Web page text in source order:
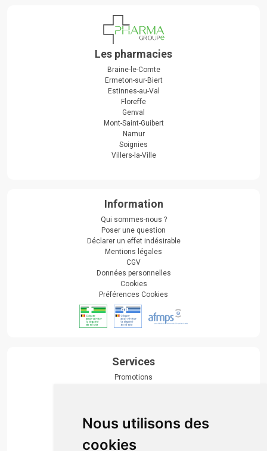
Nous utilisons des
cookies
Les pharmacies
Braine-le-Comte
Ermeton-sur-Biert
Estinnes-au-Val
Floreffe
Genval
Mont-Saint-Guibert
Namur
Soignies
Villers-la-Ville
Information
Qui sommes-nous ?
Poser une question
Déclarer un effet indésirable
Mentions légales
CGV
Données personnelles
Cookies
Préférences Cookies
Services
Promotions
Actualités & conseils
Événements
Marques